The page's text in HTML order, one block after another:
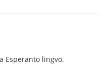
Esperanto lingvo.